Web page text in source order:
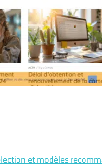
et modèles